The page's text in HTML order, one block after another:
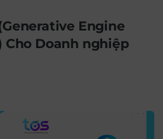
Engine
Doanh nghiệp